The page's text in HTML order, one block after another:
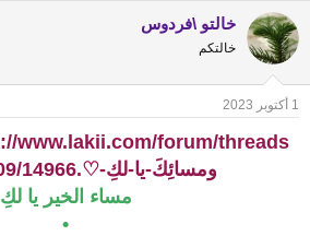
c
t
i
n
s
خالتو \فردوس
خالتكم
1 أكتوبر 2023
ومسائِكَ-يا-لكِ-♡.14966/post-34509
مساء الخير يا لكِ
•